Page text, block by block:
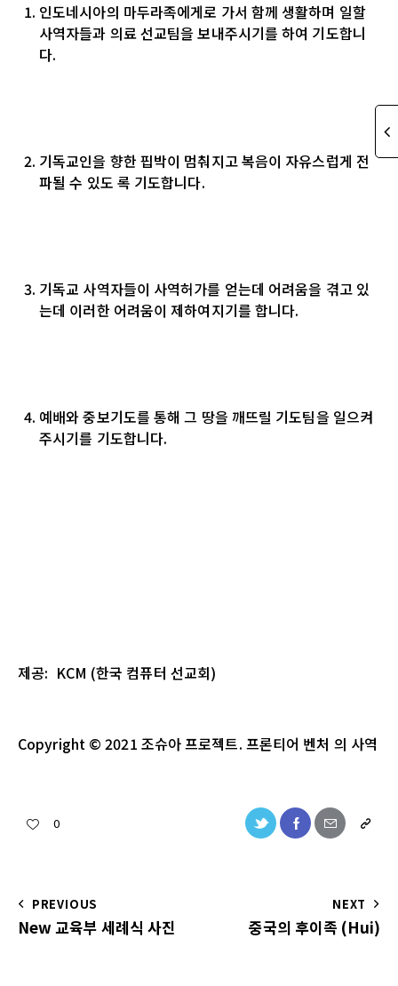
인도네시아의 마두라족에게로 가서 함께 생활하며 일할
사역자들과 의료 선교팀을 보내주시기를 하여 기도합니
다.
기독교인을 향한 핍박이 멈춰지고 복음이 자유스럽게 전
파될 수 있도 록 기도합니다.
기독교 사역자들이 사역허가를 얻는데 어려움을 겪고 있
는데 이러한 어려움이 제하여지기를 합니다.
예배와 중보기도를 통해 그 땅을 깨뜨릴 기도팀을 일으켜
주시기를 기도합니다.
제공: KCM (한국 컴퓨터 선교회)
Copyright © 2021 조슈아프로젝트. 프론티어 벤처 의 사역
0
PREVIOUS
New 교육부 세례식 사진
NEXT
중국의 후이족 (Hui)